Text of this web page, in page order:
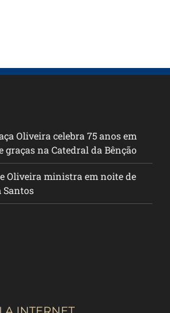
Oliveira celebra 75 anos em
graças na Catedral da Bênção
Oliveira ministra em noite de
Santos